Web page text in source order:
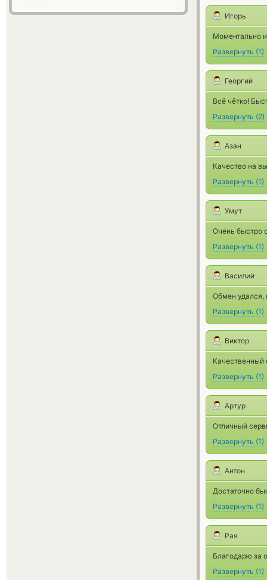
Игорь
Моментально
Развернуть (1)
Георгий
Всё чётко!
Развернуть (2)
Азан
Качество на
Развернуть (1)
Умут
Очень быстро
Развернуть (1)
Василий
Обмен удался,
Развернуть (1)
Виктор
Качественный
Развернуть (1)
Артур
Отличный
Развернуть (1)
Антон
Достаточно
Развернуть (1)
Рая
Благодарю за
Развернуть (1)